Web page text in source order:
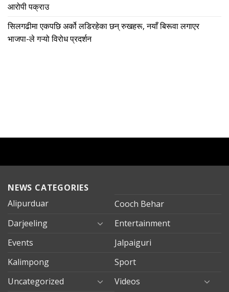
आरोपी पक्राउ
सिलगढीमा एकपछि अर्को लडिरहेका छन् रुखहरू, नयाँ बिरूवा लगाएर
भाजपा-ले गऱ्यो विरोध प्रदर्शन
NEWS CATEGORIES
Alipurduar
Cooch Behar
Darjeeling
Entertainment
Events
Jalpaiguri
Kalimpong
Sport
Uncategorized
Videos